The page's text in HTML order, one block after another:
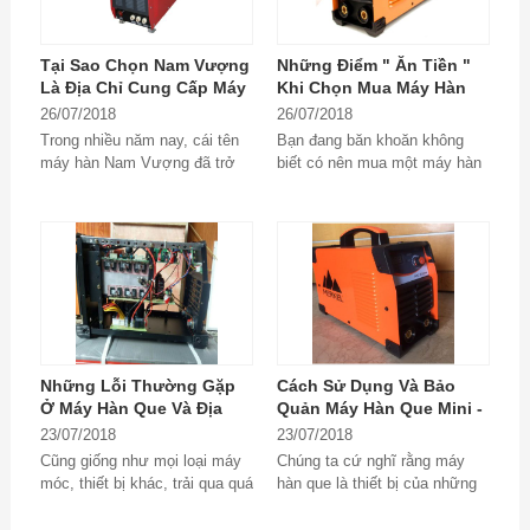
Tại Sao Chọn Nam Vượng
Là Địa Chỉ Cung Cấp Máy
Hàn Mini Cũ Uy Tín?
26/07/2018
Trong nhiều năm nay, cái tên
máy hàn Nam Vượng đã trở
Những Điểm " Ăn Tiền "
Khi Chọn Mua Máy Hàn
Mini Cũ
26/07/2018
Bạn đang băn khoăn không
biết có nên mua một máy hàn
Những Lỗi Thường Gặp
Ở Máy Hàn Que Và Địa
Chỉ Sửa Chữa Máy Hàn
Que Tin Cậy
23/07/2018
Cũng giống như mọi loại máy
móc, thiết bị khác, trải qua quá
Cách Sử Dụng Và Bảo
Quản Máy Hàn Que Mini -
Bí Kíp Của Thợ Lành
Nghề
23/07/2018
Chúng ta cứ nghĩ rằng máy
hàn que là thiết bị của những